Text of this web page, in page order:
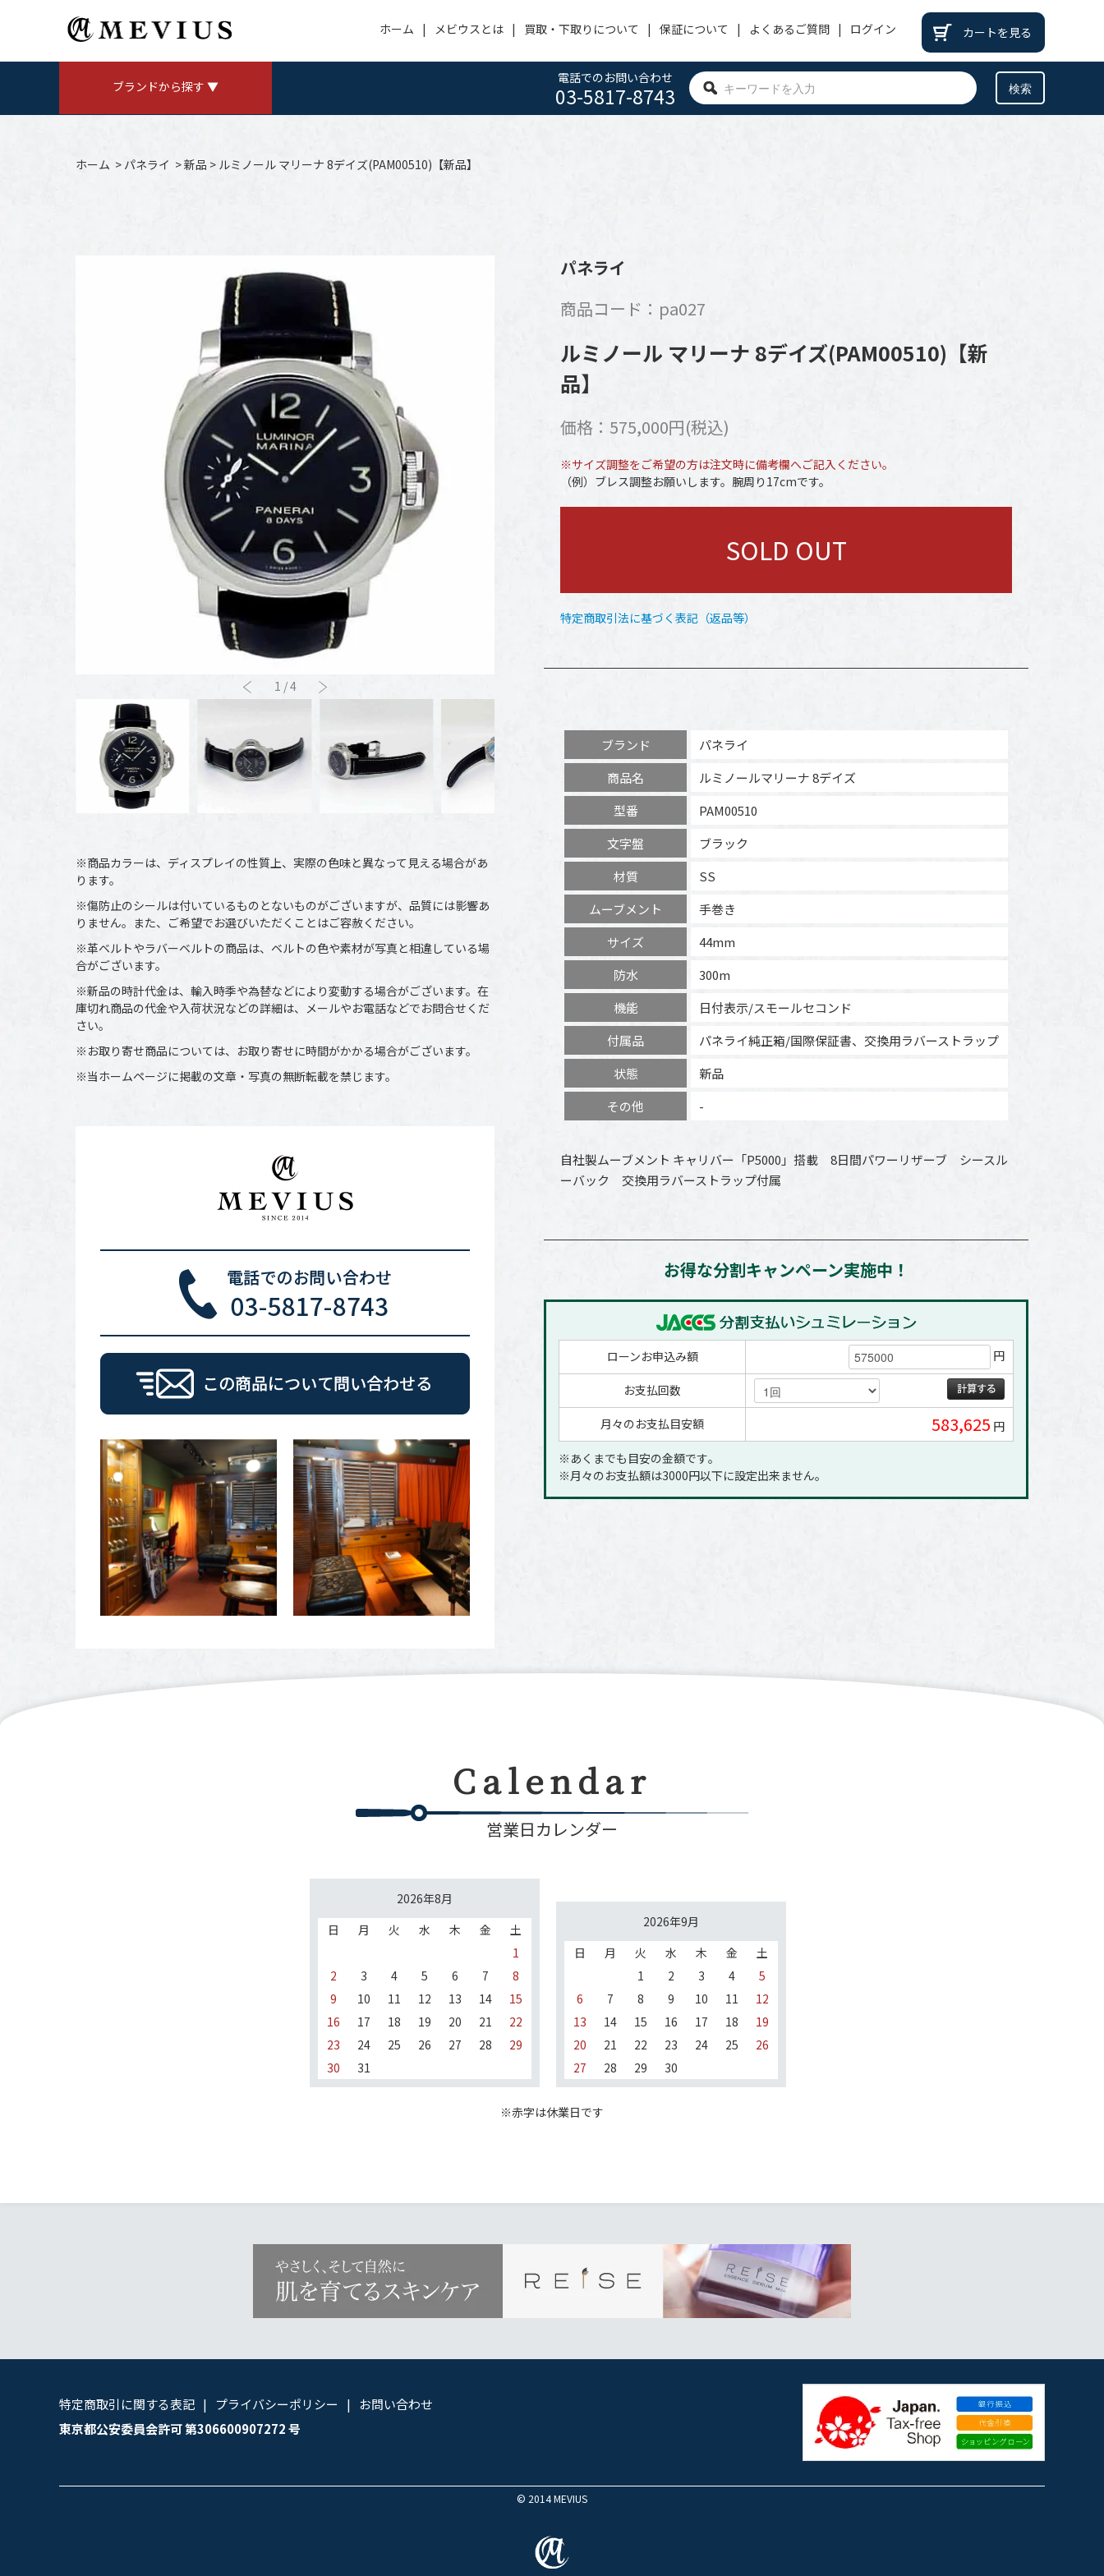
ホーム メビウスとは 買取・下取りについて 保証について よくあるご質問 ログイン カートを見る
ブランドから探す ▼
ロレックス オメガ
シャネル
FRANCK MULLER
フランクミュラー
Jaeger LeCoultre TAG HEUER SEIKO
電話でのお問い合わせ
03-5817-8743
ホーム > パネライ >新品 > ルミノール マリーナ 8デイズ(PAM00510)【新品】
1 /4
※商品カラーは、ディスプレイの性質上、実際の色味と異なって見える場合があ
ります。
※傷防止のシールは付いているものとないものがございますが、品質には影響あ
りません。また、ご希望でお選びいただくことはご容赦ください。
※革ベルトやラバーベルトの商品は、ベルトの色や素材が写真と相違している場
合がございます。
※新品の時計代金は、輸入時季や為替などにより変動する場合がございます。在
庫切れ商品の代金や入荷状況などの詳細は、メールやお電話などでお問合せくだ
さい。
※お取り寄せ商品については、お取り寄せに時間がかかる場合がございます。
※当ホームページに掲載の文章・写真の無断転載を禁じます。
パネライ
商品コード：pa027
ルミノール マリーナ 8デイズ(PAM00510)【新
品】
価格：575,000円(税込)
※サイズ調整をご希望の方は注文時に備考欄へご記入ください。
（例）ブレス調整お願いします。腕周り17cmです。
SOLD OUT
特定商取引法に基づく表記（返品等）
ブランド
パネライ
商品名
ルミノールマリーナ 8デイズ
型番
PAM00510
文字盤
ブラック
材質
SS
ムーブメント
手巻き
サイズ
44mm
防水
300m
機能
日付表示/スモールセコンド
付属品
パネライ純正箱/国際保証書、交換用ラバーストラップ
状態
新品
その他
-
自社製ムーブメント キャリバー「P5000」搭載 8日間パワーリザーブ シースル
ーバック 交換用ラバーストラップ付属
お得な分割キャンペーン実施中！
ローンお申込み額 円
お支払回数
月々のお支払目安額 583,625 円
※あくまでも目安の金額です｡
※月々のお支払額は3000円以下に設定出来ません｡
Calendar
営業日カレンダー
2026年8月
日
月 火 水 木 金
土
1
2
3 4 5 6 7
8
9
10 11 12 13 14
15
16
17 18 19 20 21
22
23
24 25 26 27 28
29
30
31
2026年9月
日
月 火 水 木 金
土
1
2 3 4
5
6
7 8 9 10 11
12
13
14 15 16 17 18
19
20
21 22 23 24 25
26
27
28 29 30
※赤字は休業日です
特定商取引に関する表記 プライバシーポリシー
お問い合わせ
東京都公安委員会許可 第306600907272 号
© 2014 MEVIUS